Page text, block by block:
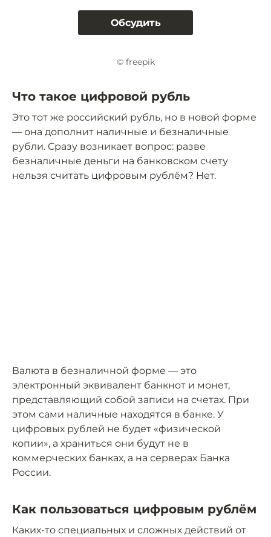
Обсудить
© freepik
Что такое цифровой рубль
Это тот же российский рубль, но в новой форме
— она дополнит наличные и безналичные
рубли. Сразу возникает вопрос: разве
безналичные деньги на банковском счету
нельзя считать цифровым рублём? Нет.
Валюта в безналичной форме — это
электронный эквивалент банкнот и монет,
представляющий собой записи на счетах. При
этом сами наличные находятся в банке. У
цифровых рублей не будет «физической
копии», а храниться они будут не в
коммерческих банках, а на серверах Банка
России.
Как пользоваться цифровым рублём
Каких-то специальных и сложных действий от